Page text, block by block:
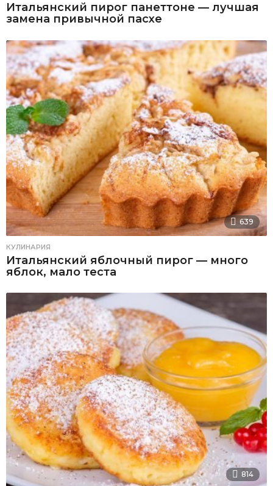
Итальянский пирог панеттоне — лучшая
замена привычной пасхе
639
КУЛИНАРИЯ
Итальянский яблочный пирог — много
яблок, мало теста
814